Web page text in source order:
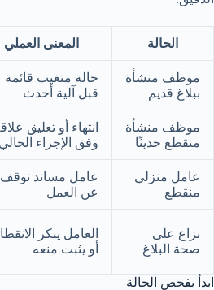
الحالة المعنى العملي
موظف منشأة
ببلاغ قديم
حالة متغيب قائمة
قبل آلية أحدث
موظف منشأة
منقطع حديثًا
انتهاء أو تعليق
وفق الإجراء الحالي
عامل منزلي
منقطع
عامل مساند توقف
عن العمل
نزاع على
صحة البلاغ
العامل ينكر
أو يثبت منعه
ابدأ بفحص الحالة